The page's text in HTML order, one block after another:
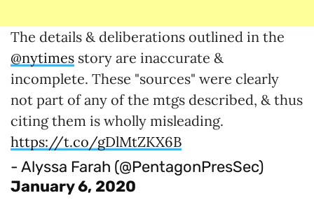
The details & deliberations outlined in the
@nytimes story are inaccurate &
incomplete. These "sources" were clearly
not part of any of the mtgs described, & thus
citing them is wholly misleading.
https://t.co/gDlMtZKX6B
- Alyssa Farah (@PentagonPresSec)
January 6, 2020